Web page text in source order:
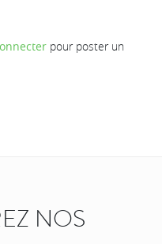
pour poster un
NOS